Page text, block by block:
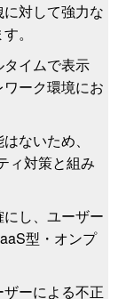
対して強力な
。
イムで表示
ーク環境にお
ないため、
ィ対策と組み
し、ユーザー
型・オンプ
ーによる不正